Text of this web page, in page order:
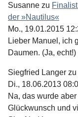
Susanne zu
der »Nautilus«
Mo., 19.01.2015
Lieber Manuel, ich
Daumen. (Ja, echt!)
Siegfried Langer zu
Di., 18.06.2013
Na, das wurde
Glückwunsch und